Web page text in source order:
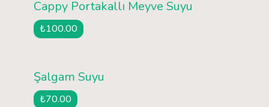
Cappy Portakallı Meyve Suyu
₺100.00
Şalgam Suyu
₺70.00